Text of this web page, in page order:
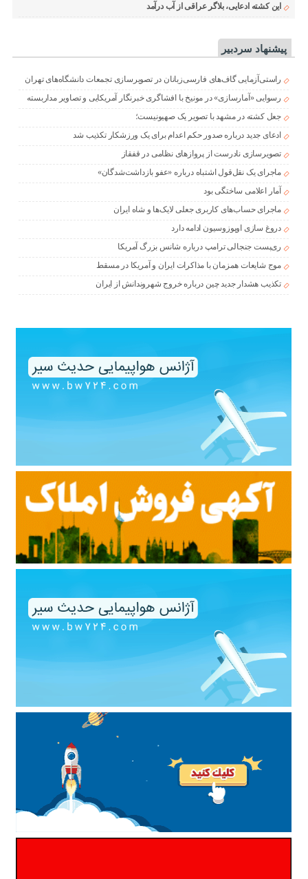
این کشته ادعایی، بلاگر عراقی از آب درآمد
پیشنهاد سردبیر
راستی‌آزمایی گاف‌های فارسی‌زبانان در تصویرسازی تجمعات دانشگاه‌های تهران
رسوایی «آمارسازی» در مونیخ با افشاگری خبرنگار آمریکایی و تصاویر مداربسته
جعل کشته در مشهد با تصویر یک صهیونیست؛
ادعای جدید درباره صدور حکم اعدام برای یک ورزشکار تکذیب شد
تصویرسازی نادرست از پروازهای نظامی در قفقاز
ماجرای یک نقل‌قول اشتباه درباره «عفو بازداشت‌شدگان»
آمار اعلامی ساختگی بود
ماجرای حساب‌های کاربری جعلی لایک‌ها و شاه ایران
دروغ سازی اوپوزوسیون ادامه دارد
ری‌پست جنجالی ترامپ درباره شانس بزرگ آمریکا
موج شایعات همزمان با مذاکرات ایران و آمریکا در مسقط
تکذیب هشدار جدید چین درباره خروج شهروندانش از ایران